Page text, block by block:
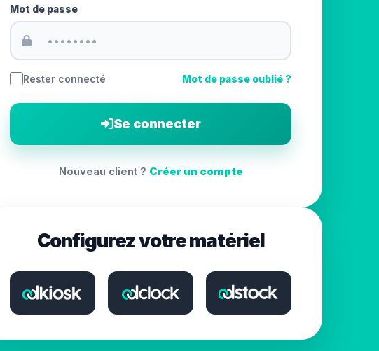
Mot de passe
Rester connecté Mot de passe oublié ?
Se connecter
Nouveau client ? Créer un compte
Configurez votre matériel